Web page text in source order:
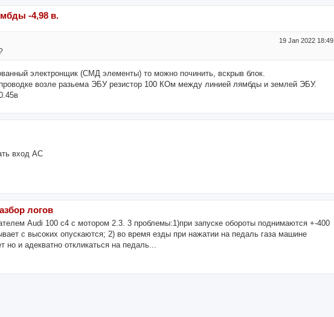
-4,98 в.
19 Jan 2022 18:49
электронщик (СМД элементы) то можно починить, вскрыв блок.
проводке возле разьема ЭБУ резистор 100 КОм между линией лямбды и землей ЭБУ.
вход АС
логов
Audi 100 c4 с мотором 2.3. 3 проблемы:1)при запуске обороты поднимаются +-400
с высоких опускаются; 2) во время езды при нажатии на педаль газа машине
но и адекватно откликаться на педаль...